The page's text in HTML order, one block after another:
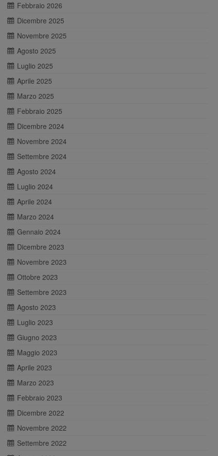
Febbraio 2026
Dicembre 2025
Novembre 2025
Agosto 2025
Luglio 2025
Aprile 2025
Marzo 2025
Febbraio 2025
Dicembre 2024
Novembre 2024
Settembre 2024
Agosto 2024
Luglio 2024
Aprile 2024
Marzo 2024
Gennaio 2024
Dicembre 2023
Novembre 2023
Ottobre 2023
Settembre 2023
Agosto 2023
Luglio 2023
Giugno 2023
Maggio 2023
Aprile 2023
Marzo 2023
Febbraio 2023
Dicembre 2022
Novembre 2022
Settembre 2022